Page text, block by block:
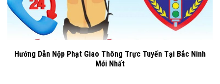
Hướng Dẫn Nộp Phạt Giao Thông Trực Tuyến Tại Bắc Ninh
Mới Nhất